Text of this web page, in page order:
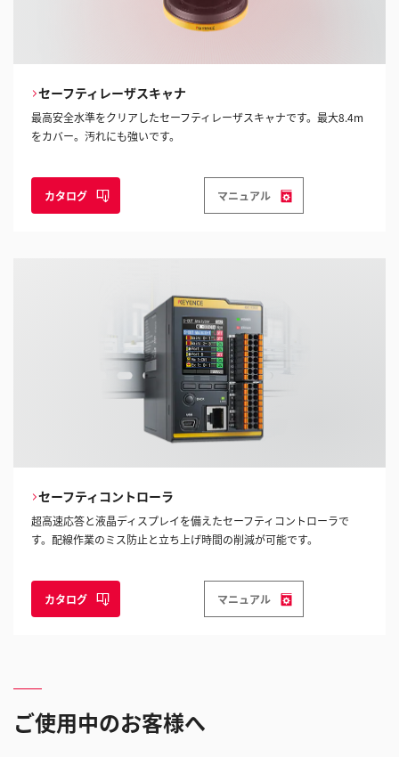
セーフティレーザスキャナ
最高安全水準をクリアしたセーフティレーザスキャナです。最大8.4m
をカバー。汚れにも強いです。
カタログ マニュアル
セーフティコントローラ
超高速応答と液晶ディスプレイを備えたセーフティコントローラで
す。配線作業のミス防止と立ち上げ時間の削減が可能です。
カタログ マニュアル
ご使用中のお客様へ